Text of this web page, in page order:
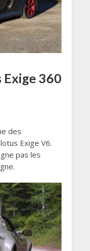
Exige 360
des
Exige V6.
pas les